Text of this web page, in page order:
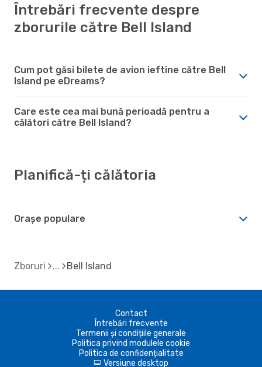
Întrebări frecvente despre
zborurile către Bell Island
Cum pot găsi bilete de avion ieftine către Bell
Island pe eDreams?
Care este cea mai bună perioadă pentru a
călători către Bell Island?
Planifică-ți călătoria
Orașe populare
Zboruri Bell Island
Contact
Întrebări frecvente
Termenii și condițiile generale
Politica privind modulele cookie
Politica de confidențialitate
d Versiune desktop